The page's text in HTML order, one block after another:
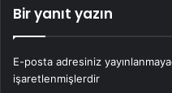
Bir yanıt yazın
E-posta adresiniz
işaretlenmişlerdir